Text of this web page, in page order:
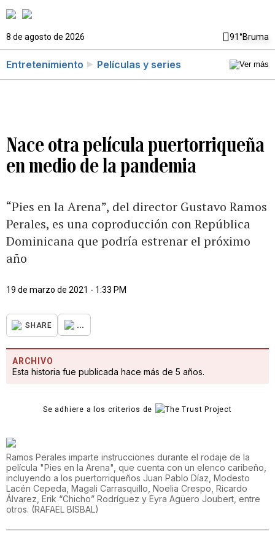
8 de agosto de 2026 91°Bruma
Entretenimiento Películas y series
Nace otra película puertorriqueña
en medio de la pandemia
“Pies en la Arena”, del director Gustavo Ramos
Perales, es una coproducción con República
Dominicana que podría estrenar el próximo
año
19 de marzo de 2021 - 1:33 PM
SHARE ...
ARCHIVO
Esta historia fue publicada hace más de 5 años.
Se adhiere a los criterios de
Ramos Perales imparte instrucciones durante el rodaje de la
película "Pies en la Arena", que cuenta con un elenco caribeño,
incluyendo a los puertorriqueños Juan Pablo Díaz, Modesto
Lacén Cepeda, Magali Carrasquillo, Noelia Crespo, Ricardo
Álvarez, Erik “Chicho” Rodríguez y Eyra Agüero Joubert, entre
otros. (RAFAEL BISBAL)